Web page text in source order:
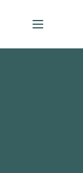
Open